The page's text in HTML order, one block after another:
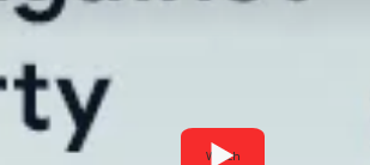
Watch